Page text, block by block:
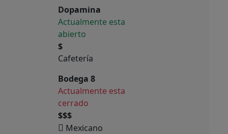
Dopamina
Actualmente esta
abierto
$
Cafetería
Bodega 8
Actualmente esta
cerrado
$$$
Mexicano